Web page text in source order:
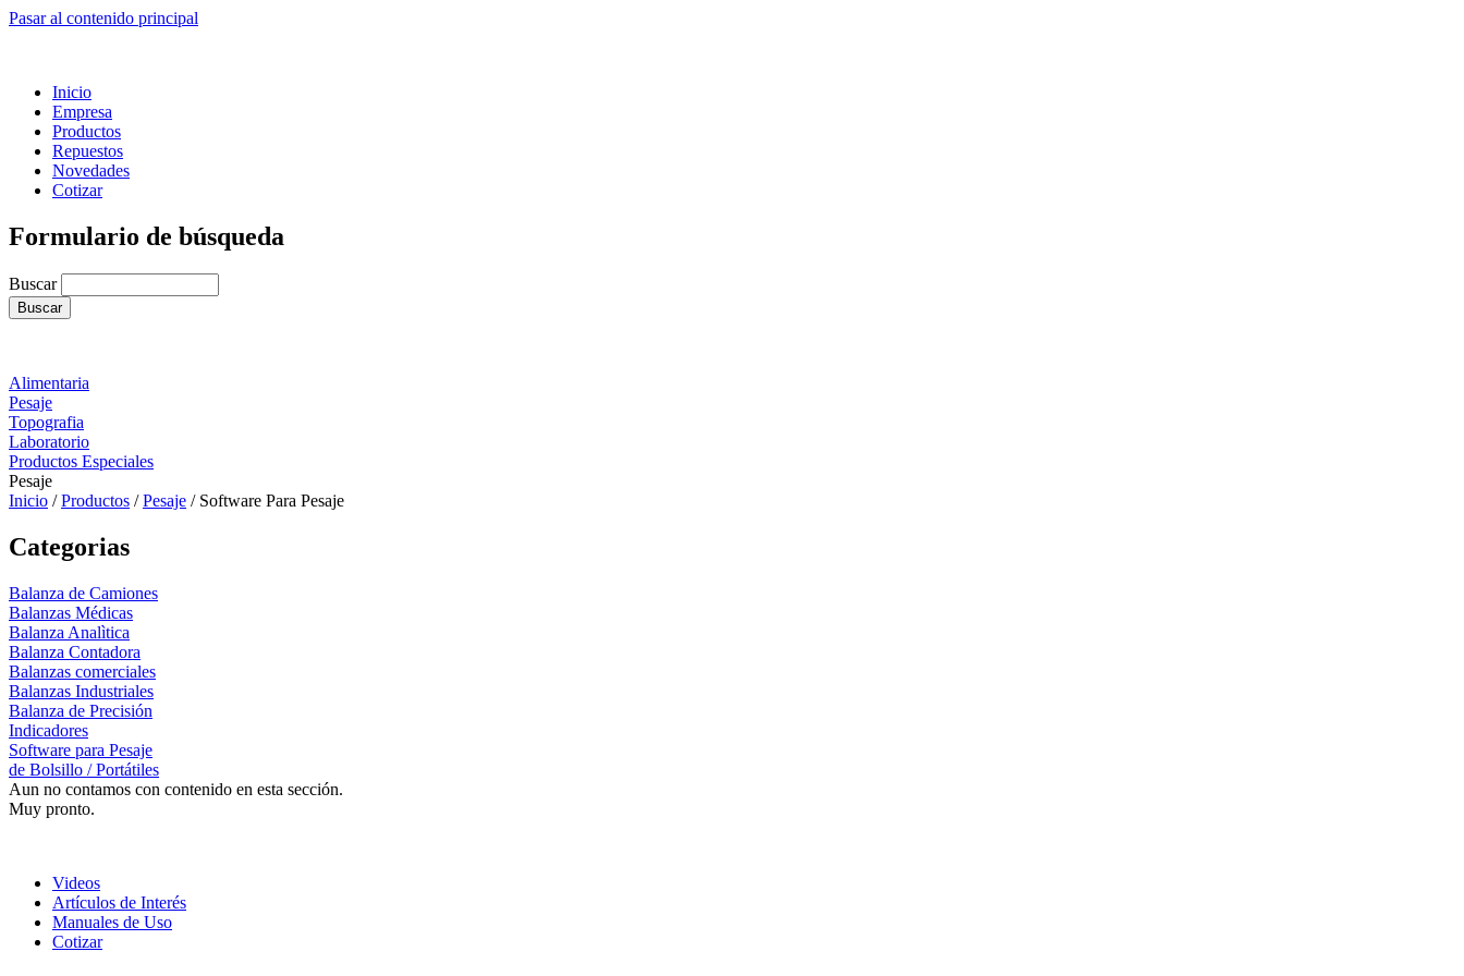
Pasar al contenido principal
Inicio
Empresa
Productos
Repuestos
Novedades
Cotizar
Formulario de búsqueda
Buscar
Alimentaria
Pesaje
Topografia
Laboratorio
Productos Especiales
Pesaje
Inicio / Productos / Pesaje / Software Para Pesaje
Categorias
Balanza de Camiones
Balanzas Médicas
Balanza Analìtica
Balanza Contadora
Balanzas comerciales
Balanzas Industriales
Balanza de Precisión
Indicadores
Software para Pesaje
de Bolsillo / Portátiles
Aun no contamos con contenido en esta sección.
Muy pronto.
Videos
Artículos de Interés
Manuales de Uso
Cotizar